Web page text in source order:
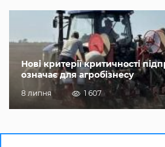
Нові критерії критичності
означає для агробізнесу
8 липня 1 607